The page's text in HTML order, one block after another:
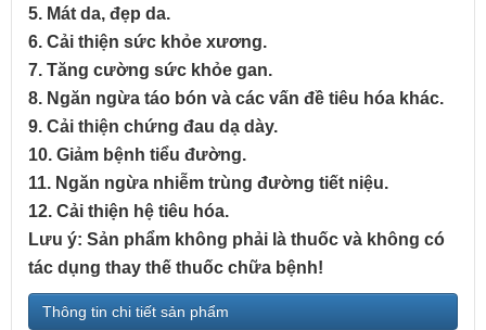
5. Mát da, đẹp da.
6. Cải thiện sức khỏe xương.
7. Tăng cường sức khỏe gan.
8. Ngăn ngừa táo bón và các vấn đề tiêu hóa khác.
9. Cải thiện chứng đau dạ dày.
10. Giảm bệnh tiểu đường.
11. Ngăn ngừa nhiễm trùng đường tiết niệu.
12. Cải thiện hệ tiêu hóa.
Lưu ý: Sản phẩm không phải là thuốc và không có
tác dụng thay thế thuốc chữa bệnh!
Thông tin chi tiết sản phẩm